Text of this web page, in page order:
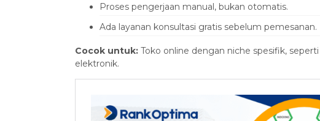
Proses pengerjaan manual, bukan otomatis.
Ada layanan konsultasi gratis sebelum pemesanan.
Cocok untuk: Toko online dengan niche spesifik,
elektronik.